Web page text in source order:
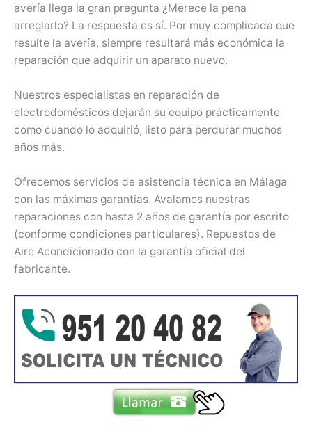
avería llega la gran pregunta ¿Merece la pena
arreglarlo? La respuesta es sí. Por muy complicada que
resulte la avería, siempre resultará más económica la
reparación que adquirir un aparato nuevo.
Nuestros especialistas en reparación de
electrodomésticos dejarán su equipo prácticamente
como cuando lo adquirió, listo para perdurar muchos
años más.
Ofrecemos servicios de asistencia técnica en Málaga
con las máximas garantías. Avalamos nuestras
reparaciones con hasta 2 años de garantía por escrito
(conforme condiciones particulares). Repuestos de
Aire Acondicionado con la garantía oficial del
fabricante.